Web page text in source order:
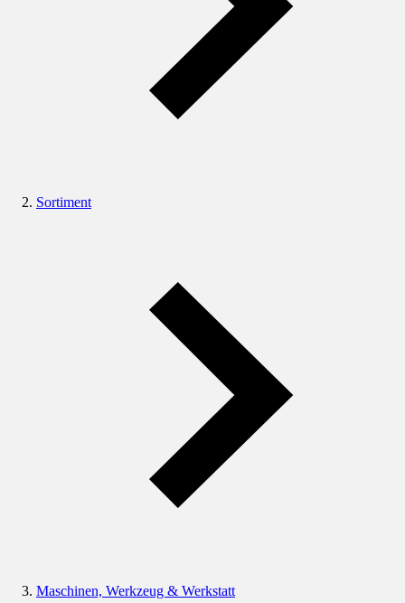
Sortiment
Maschinen, Werkzeug & Werkstatt